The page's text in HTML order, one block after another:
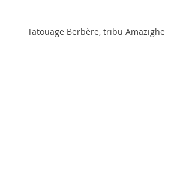
Tatouage Berbère, tribu Amazighe